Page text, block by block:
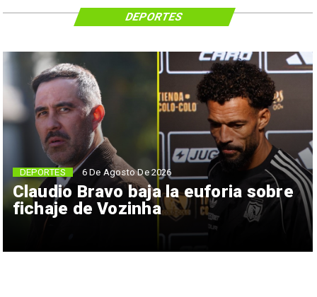
Claudio Bravo baja la euforia sobre
fichaje de Vozinha
DEPORTES 6 De Agosto De 2026
DEPORTES